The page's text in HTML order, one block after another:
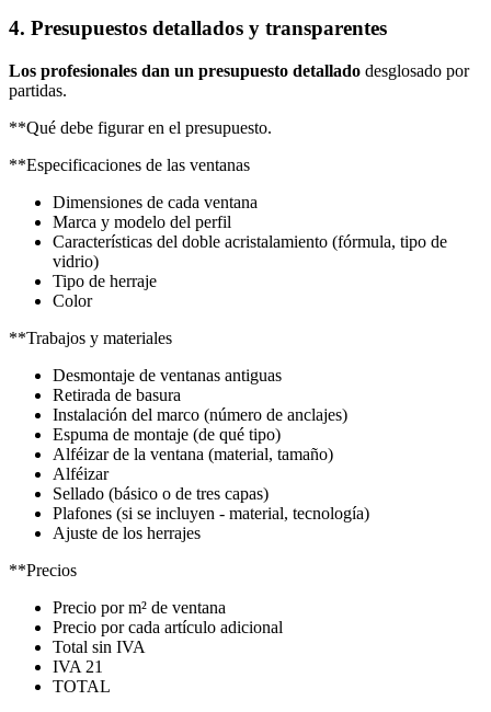
4. Presupuestos detallados y transparentes
Los profesionales dan un presupuesto detallado desglosado por
partidas.
**Qué debe figurar en el presupuesto.
**Especificaciones de las ventanas
Dimensiones de cada ventana
Marca y modelo del perfil
Características del doble acristalamiento (fórmula, tipo de
vidrio)
Tipo de herraje
Color
**Trabajos y materiales
Desmontaje de ventanas antiguas
Retirada de basura
Instalación del marco (número de anclajes)
Espuma de montaje (de qué tipo)
Alféizar de la ventana (material, tamaño)
Alféizar
Sellado (básico o de tres capas)
Plafones (si se incluyen - material, tecnología)
Ajuste de los herrajes
**Precios
Precio por m² de ventana
Precio por cada artículo adicional
Total sin IVA
IVA 21
TOTAL